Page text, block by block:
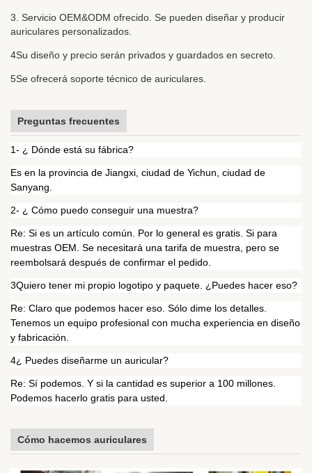
3. Servicio OEM&ODM ofrecido. Se pueden diseñar y producir
auriculares personalizados.
4Su diseño y precio serán privados y guardados en secreto.
5Se ofrecerá soporte técnico de auriculares.
Preguntas frecuentes
1- ¿ Dónde está su fábrica?
Es en la provincia de Jiangxi, ciudad de Yichun, ciudad de
Sanyang.
2- ¿ Cómo puedo conseguir una muestra?
Re: Si es un artículo común. Por lo general es gratis. Si para
muestras OEM. Se necesitará una tarifa de muestra, pero se
reembolsará después de confirmar el pedido.
3Quiero tener mi propio logotipo y paquete. ¿Puedes hacer eso?
Re: Claro que podemos hacer eso. Sólo dime los detalles.
Tenemos un equipo profesional con mucha experiencia en diseño
y fabricación.
4¿ Puedes diseñarme un auricular?
Re: Sí podemos. Y si la cantidad es superior a 100 millones.
Podemos hacerlo gratis para usted.
Cómo hacemos auriculares